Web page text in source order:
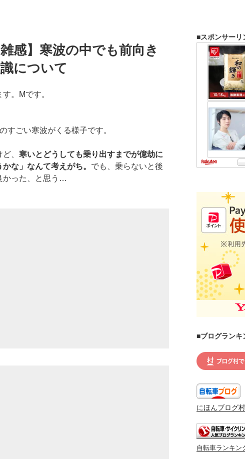
感】寒波の中でも前向き
について
。Mです。
すごい寒波がくる様子です。
、 寒いとどうしても乗り出すまでが億劫に
な」なんて考えがち。 でも、乗らないと後
かった、と思う…
■スポンサーリ
■ブログランキ
にほんブログ村
自転車ランキン